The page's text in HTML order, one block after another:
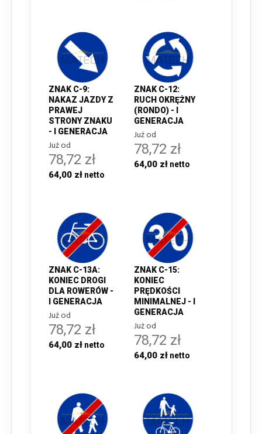
ZNAK C-9:
NAKAZ JAZDY Z
PRAWEJ
STRONY ZNAKU
- I GENERACJA
Już od
78,72 zł
64,00 zł
ZNAK C-12:
RUCH OKRĘŻNY
(RONDO) - I
GENERACJA
Już od
78,72 zł
64,00 zł
ZNAK C-13A:
KONIEC DROGI
DLA ROWERÓW -
I GENERACJA
Już od
78,72 zł
64,00 zł
ZNAK C-15:
KONIEC
PRĘDKOŚCI
MINIMALNEJ - I
GENERACJA
Już od
78,72 zł
64,00 zł